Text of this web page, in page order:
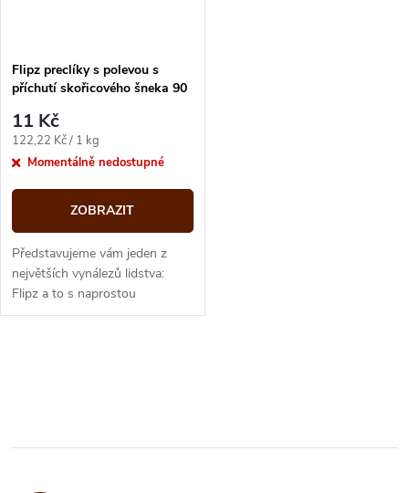
Flipz preclíky s polevou s
příchutí skořicového šneka 90
11 Kč
Měrná
cena:
122,22 Kč / 1 kg
Momentálně nedostupné
ZOBRAZIT
Představujeme vám jeden z
největších vynálezů lidstva:
Flipz a to s naprostou
jedinečnou novou příchutí:
l